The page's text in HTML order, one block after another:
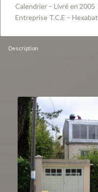
Calendrier – Livré en 2005
Entreprise T.C.E – Hexabat
Description